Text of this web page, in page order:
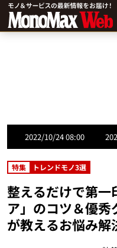
2022/10/24 08:00
特集 トレンドモノ3選
整えるだけで第一
ア」のコツ＆優
が教えるお悩み解